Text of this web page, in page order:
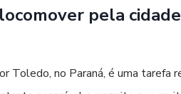
pela
Toledo, no Paraná, é uma tarefa